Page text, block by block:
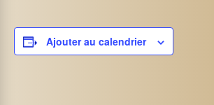
Ajouter au calendrier